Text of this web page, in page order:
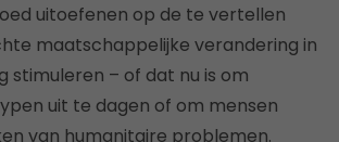
uitoefenen op de te vertellen
maatschappelijke verandering in
stimuleren – of dat nu is om
uit te dagen of om mensen
van humanitaire problemen.